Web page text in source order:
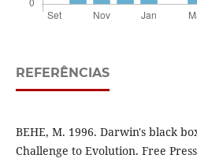
REFERÊNCIAS
BEHE, M. 1996. Darwin's black
Challenge to Evolution. Free